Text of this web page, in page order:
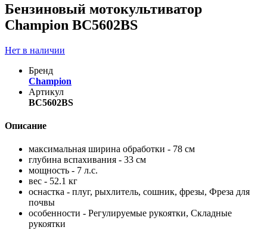
Бензиновый мотокультиватор
Champion ВC5602BS
Нет в наличии
Бренд
Champion
Артикул
BC5602BS
Описание
максимальная ширина обработки - 78 см
глубина вспахивания - 33 см
мощность - 7 л.с.
вес - 52.1 кг
оснастка - плуг, рыхлитель, сошник, фрезы, Фреза для
почвы
особенности - Регулируемые рукоятки, Складные
рукоятки